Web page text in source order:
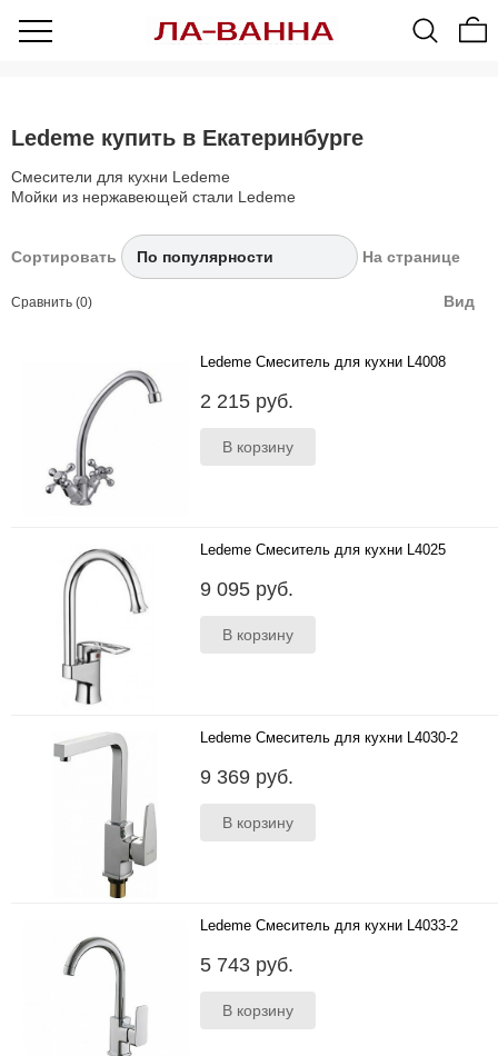
Ledeme купить в Екатеринбурге
Смесители для кухни Ledeme
Мойки из нержавеющей стали Ledeme
Сортировать На странице
Вид
Сравнить (0)
Ledeme Смеситель для кухни L4008
2 215 руб.
Ledeme Смеситель для кухни L4025
9 095 руб.
Ledeme Смеситель для кухни L4030-2
9 369 руб.
Ledeme Смеситель для кухни L4033-2
5 743 руб.